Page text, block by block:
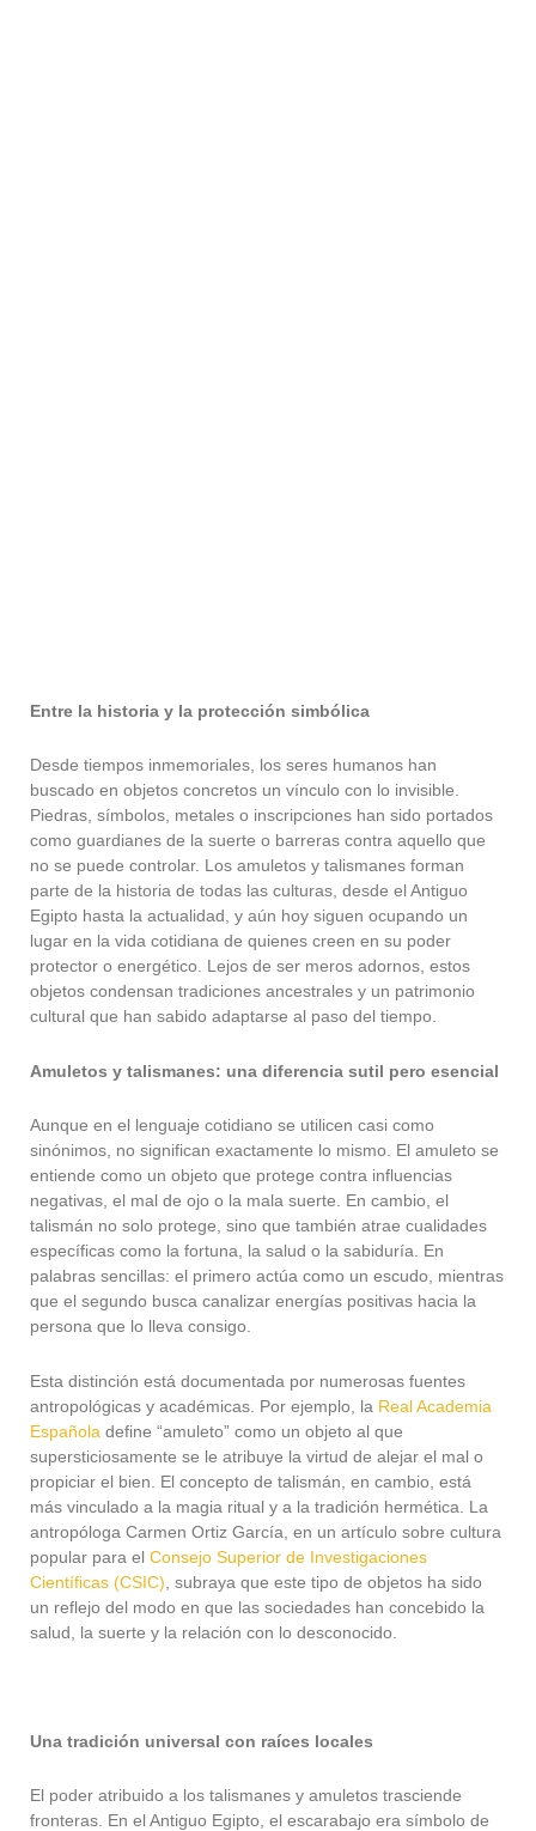
Entre la historia y la protección simbólica
Desde tiempos inmemoriales, los seres humanos han
buscado en objetos concretos un vínculo con lo invisible.
Piedras, símbolos, metales o inscripciones han sido portados
como guardianes de la suerte o barreras contra aquello que
no se puede controlar. Los amuletos y talismanes forman
parte de la historia de todas las culturas, desde el Antiguo
Egipto hasta la actualidad, y aún hoy siguen ocupando un
lugar en la vida cotidiana de quienes creen en su poder
protector o energético. Lejos de ser meros adornos, estos
objetos condensan tradiciones ancestrales y un patrimonio
cultural que han sabido adaptarse al paso del tiempo.
Amuletos y talismanes: una diferencia sutil pero esencial
Aunque en el lenguaje cotidiano se utilicen casi como
sinónimos, no significan exactamente lo mismo. El amuleto se
entiende como un objeto que protege contra influencias
negativas, el mal de ojo o la mala suerte. En cambio, el
talismán no solo protege, sino que también atrae cualidades
específicas como la fortuna, la salud o la sabiduría. En
palabras sencillas: el primero actúa como un escudo, mientras
que el segundo busca canalizar energías positivas hacia la
persona que lo lleva consigo.
Esta distinción está documentada por numerosas fuentes
antropológicas y académicas. Por ejemplo, la Real Academia
Española define “amuleto” como un objeto al que
supersticiosamente se le atribuye la virtud de alejar el mal o
propiciar el bien. El concepto de talismán, en cambio, está
más vinculado a la magia ritual y a la tradición hermética. La
antropóloga Carmen Ortiz García, en un artículo sobre cultura
popular para elConsejo Superior de Investigaciones
Científicas (CSIC) , subraya que este tipo de objetos ha sido
un reflejo del modo en que las sociedades han concebido la
salud, la suerte y la relación con lo desconocido.
Una tradición universal con raíces locales
El poder atribuido a los talismanes y amuletos trasciende
fronteras. En el Antiguo Egipto, el escarabajo era símbolo de